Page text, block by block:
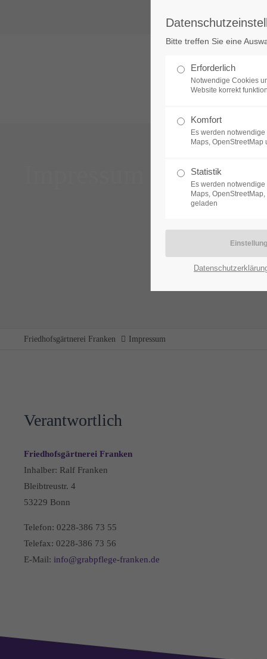
Lorem ipsum dolor sit amet:
24h/
We offer support for our
customers
(GMT +1)
Friedhofsgärtnerei Franken Impressum
Verantwortlich
Friedhofsgärtnerei Franken
Inhalber: Ralf Franken
Bleibtreustr. 4
53229 Bonn
Telefon: 0228-386 73 55
Telefax: 0228-386 73 56
E-Mail: info@grabpflege-franken.de
Bitte treffen Sie eine
Erforderlich
Notwendige Cookies
Website korrekt
Komfort
Es werden
Maps,
Statistik
Es werden
Maps,
geladen